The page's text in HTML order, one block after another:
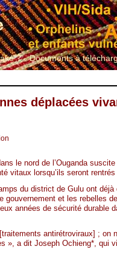
? Documents à
déplacées
le nord de l’Ouganda
vitaux lorsqu’ils seront
du district de Gulu ont
gouvernement et les rebelles
années de sécurité durable
[traitements antirétroviraux] ; on
», a dit Joseph Ochieng*, qui